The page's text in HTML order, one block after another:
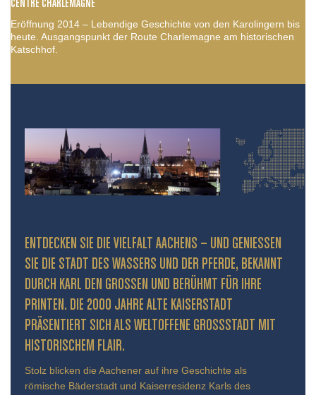
CENTRE CHARLEMAGNE
Eröffnung 2014 – Lebendige Geschichte von den Karolingern bis
heute. Ausgangspunkt der Route Charlemagne am historischen
Katschhof.
ENTDECKEN SIE DIE VIELFALT AACHENS – UND GENIESSEN S
IE DIE STADT DES WASSERS UND DER PFERDE, BEKANNT D
URCH KARL DEN GROSSEN UND BERÜHMT FÜR IHRE PR
INTEN. DIE 2000 JAHRE ALTE KAISERSTADT PR
ÄSENTIERT SICH ALS WELTOFFENE GROSSSTADT MIT HIS
TORISCHEM FLAIR.
Stolz blicken die Aachener auf ihre Geschichte als
römische Bäderstadt und Kaiserresidenz Karls des